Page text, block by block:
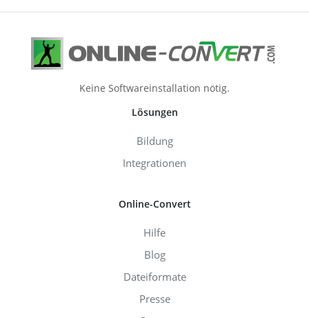
Keine Softwareinstallation nötig.
Lösungen
Bildung
Integrationen
Online-Convert
Hilfe
Blog
Dateiformate
Presse